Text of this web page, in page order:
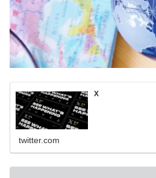
X
twitter.com